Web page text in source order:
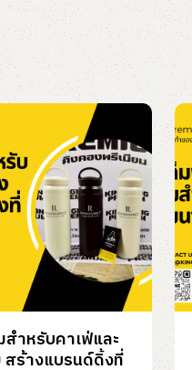
ำหรับคาเฟ่และ
สร้างแบรนด์ดิ้งที่